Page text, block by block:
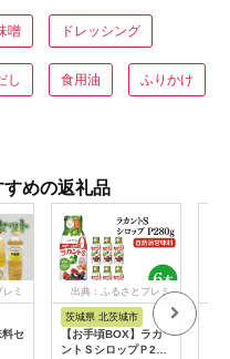
噌 ドレッシング
し 食用油 ふりかけ
めの返礼品
ミ
料セ
出典：ふるさとプレミ
アム
茨城県 北茨城市
【お手頃BOX】ラカ
ントＳシロップＰ280